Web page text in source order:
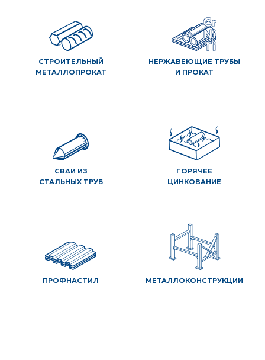
СТРОИТЕЛЬНЫЙ
МЕТАЛЛОПРОКАТ
НЕРЖАВЕЮЩИЕ ТРУБЫ
И ПРОКАТ
СВАИ ИЗ
СТАЛЬНЫХ ТРУБ
ГОРЯЧЕЕ
ЦИНКОВАНИЕ
ПРОФНАСТИЛ МЕТАЛЛОКОНСТРУКЦИИ